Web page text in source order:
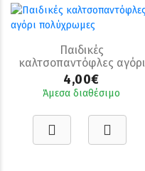
Παιδικές
καλτσοπαντόφλες αγόρι
πολύχρωμες
4,00€
Άμεσα διαθέσιμο